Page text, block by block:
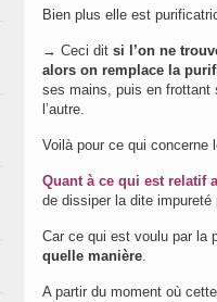
Bien plus elle est
→ Ceci dit si l’on ne
alors on remplace la
ses mains, puis en frottant
l’autre.
Voilà pour ce qui concerne
Quant à ce qui est relatif
de dissiper la dite
Car ce qui est voulu par la
quelle manière.
A partir du moment où